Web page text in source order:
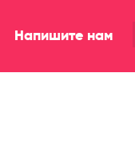
Напишите нам